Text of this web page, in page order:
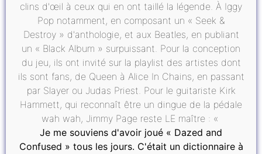
clins d'œil à ceux qui en ont taillé la légende. À Iggy
Pop notamment, en composant un « Seek &
Destroy » d'anthologie, et aux Beatles, en publiant
un « Black Album » surpuissant. Pour la conception
du jeu, ils ont invité sur la playlist des artistes dont
ils sont fans, de Queen à Alice In Chains, en passant
par Slayer ou Judas Priest. Pour le guitariste Kirk
Hammett, qui reconnaît être un dingue de la pédale
wah wah, Jimmy Page reste LE maître : «
Je me souviens d'avoir joué « Dazed and
Confused » tous les jours. C'était un dictionnaire à